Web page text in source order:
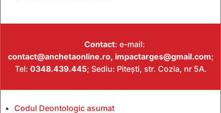
Contact: e-mail:
contact@anchetaonline.ro, impactarges@gmail.com;
Tel: 0348.439.445; Sediu: Pitești, str. Cozia, nr 5A.
Codul Deontologic asumat